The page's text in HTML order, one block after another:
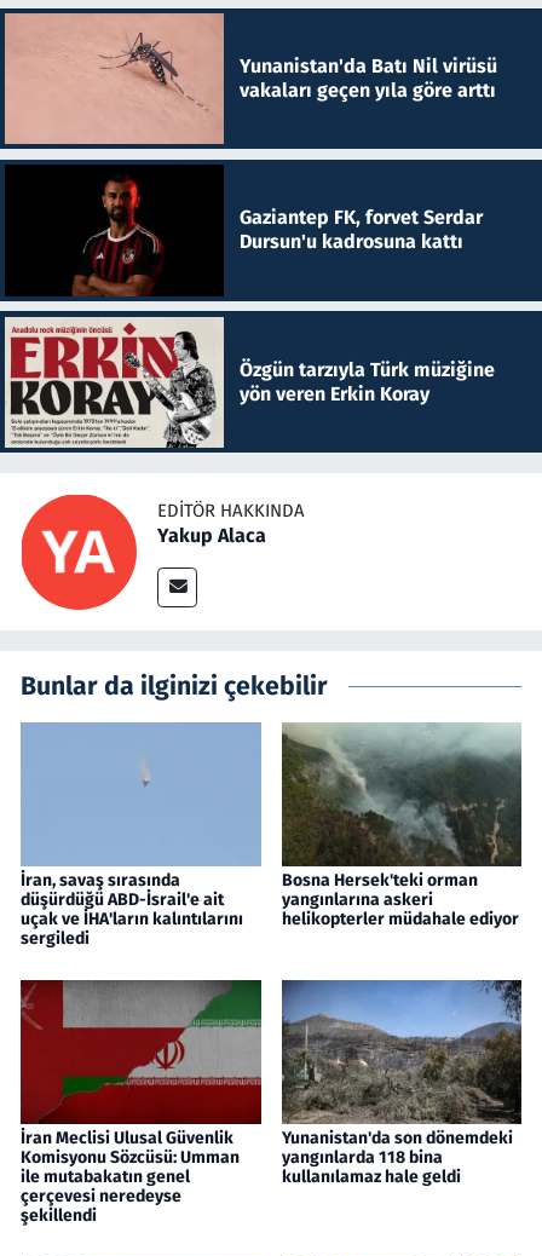
Yunanistan'da Batı Nil virüsü
vakaları geçen yıla göre arttı
Gaziantep FK, forvet Serdar
Dursun'u kadrosuna kattı
Özgün tarzıyla Türk müziğine
yön veren Erkin Koray
EDITÖR HAKKINDA
Yakup Alaca
Bunlar da ilginizi çekebilir
İran, savaş sırasında
düşürdüğü ABD-İsrail'e ait
uçak ve İHA'ların kalıntılarını
sergiledi
Bosna Hersek'teki orman
yangınlarına askeri
helikopterler müdahale ediyor
İran Meclisi Ulusal Güvenlik
Komisyonu Sözcüsü: Umman
ile mutabakatın genel
çerçevesi neredeyse
şekillendi
Yunanistan'da son dönemdeki
yangınlarda 118 bina
kullanılamaz hale geldi